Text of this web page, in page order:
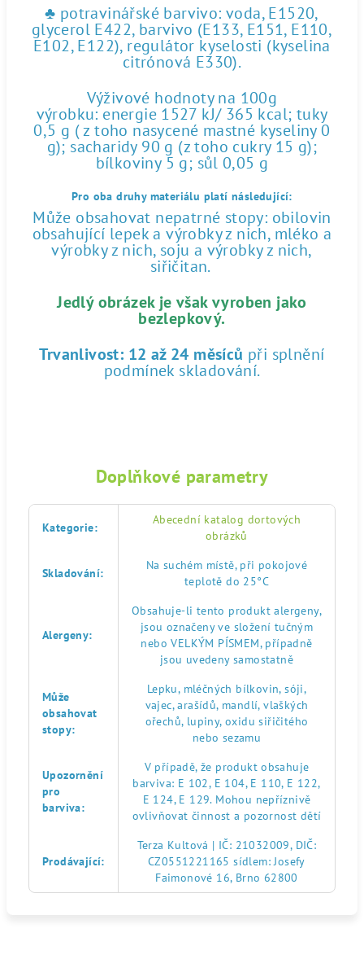
♣ potravinářské barvivo: voda, E1520,
glycerol E422, barvivo (E133, E151, E110,
E102, E122), regulátor kyselosti (kyselina
citrónová E330).
Výživové hodnoty na 100g
výrobku: energie 1527 kJ/ 365 kcal; tuky
0,5 g ( z toho nasycené mastné kyseliny 0
g); sacharidy 90 g (z toho cukry 15 g);
bílkoviny 5 g; sůl 0,05 g
Pro oba druhy materiálu platí následující:
Může obsahovat nepatrné stopy: obilovin
obsahující lepek a výrobky z nich, mléko a
výrobky z nich, soju a výrobky z nich,
siřičitan.
Jedlý obrázek je však vyroben jako
bezlepkový.
Trvanlivost: 12 až 24 měsíců při splnění
podmínek skladování.
Doplňkové parametry
Kategorie:
Abecední katalog dortových
obrázků
Skladování:
Na suchém místě, při pokojové
teplotě do 25°C
Alergeny:
Obsahuje-li tento produkt alergeny,
jsou označeny ve složení tučným
nebo VELKÝM PÍSMEM, případně
jsou uvedeny samostatně
Může
obsahovat
stopy:
Lepku, mléčných bílkovin, sóji,
vajec, arašídů, mandlí, vlaškých
ořechů, lupiny, oxidu siřičitého
nebo sezamu
Upozornění
pro
barviva:
V případě, že produkt obsahuje
barviva: E 102, E 104, E 110, E 122,
E 124, E 129. Mohou nepříznivě
ovlivňovat činnost a pozornost dětí
Prodávající:
Terza Kultová | IČ: 21032009, DIČ:
CZ0551221165 sídlem: Josefy
Faimonové 16, Brno 62800